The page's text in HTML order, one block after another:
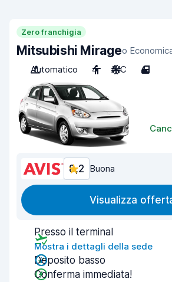
Zero franchigia
Mitsubishi Mirageo
Automatico
4 A/C 4
8,2 Buona
Visualizza
Presso il terminal
Mostra i dettagli della sede
Deposito basso
Conferma immediata!